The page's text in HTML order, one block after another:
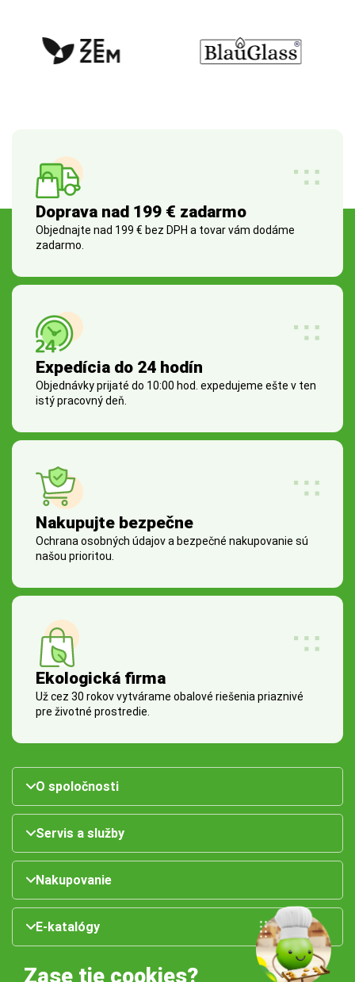
Doprava nad 199 € zadarmo
Objednajte nad 199 € bez DPH a tovar vám dodáme
zadarmo.
Expedícia do 24 hodín
Objednávky prijaté do 10:00 hod. expedujeme ešte v ten
istý pracovný deň.
Nakupujte bezpečne
Ochrana osobných údajov a bezpečné nakupovanie sú
našou prioritou.
Ekologická firma
Už cez 30 rokov vytvárame obalové riešenia priaznivé
pre životné prostredie.
O spoločnosti
Servis a služby
Nakupovanie
E-katalógy
Zase tie cookies?